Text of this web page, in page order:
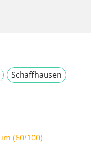
Schaffhausen
(60/100)